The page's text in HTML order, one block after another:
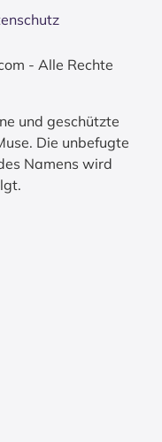
- Alle Rechte
und geschützte
Die unbefugte
Namens wird